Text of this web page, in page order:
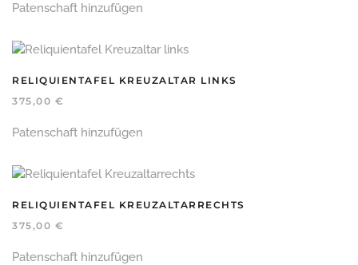
Patenschaft hinzufügen
RELIQUIENTAFEL KREUZALTAR LINKS
375,00 €
Patenschaft hinzufügen
RELIQUIENTAFEL KREUZALTARRECHTS
375,00 €
Patenschaft hinzufügen